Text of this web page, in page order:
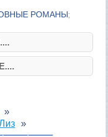
РОМАНЫ;